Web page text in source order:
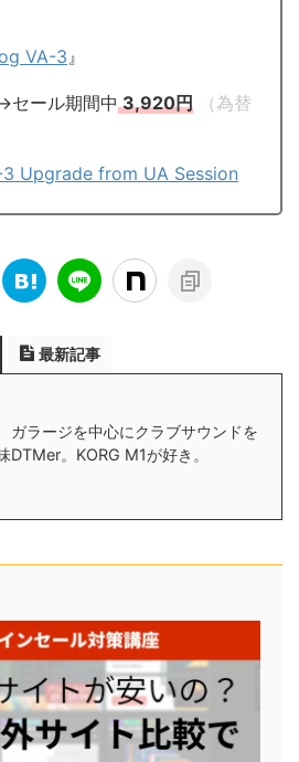
VA-3 』
セール期間中3,920円
（為替
Upgrade from UA Session
最新記事
ガラージを中心にクラブサウンドを
DTMer。KORG M1が好き。